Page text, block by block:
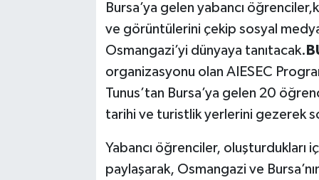
Bursa’ya gelen yabancı
ve görüntülerini çekip sosyal
Osmangazi’yi dünyaya tanıtacak.
organizasyonu olan AIESEC
Tunus’tan Bursa’ya gelen 20
tarihi ve turistlik yerlerini gezerek
Yabancı öğrenciler, oluşturdukları
paylaşarak, Osmangazi ve